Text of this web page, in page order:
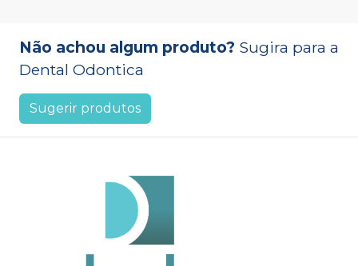
Não achou algum produto? Sugira para a
Dental Odontica
Sugerir produtos